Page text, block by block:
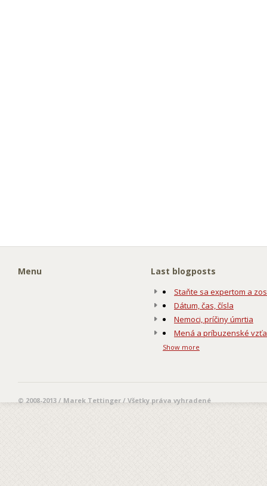
Menu Last blogposts
Staňte sa expertom a
Dátum, čas, čísla
Nemoci, príčiny úmrtia
Mená a príbuzenské
Show more
© 2008-2013 / Marek Tettinger / Všetky práva vyhradené